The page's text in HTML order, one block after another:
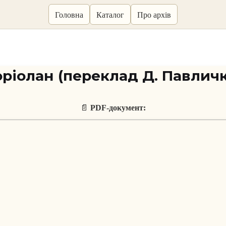
Головна Каталог Про архів
(переклад Д.
📄 PDF-документ: